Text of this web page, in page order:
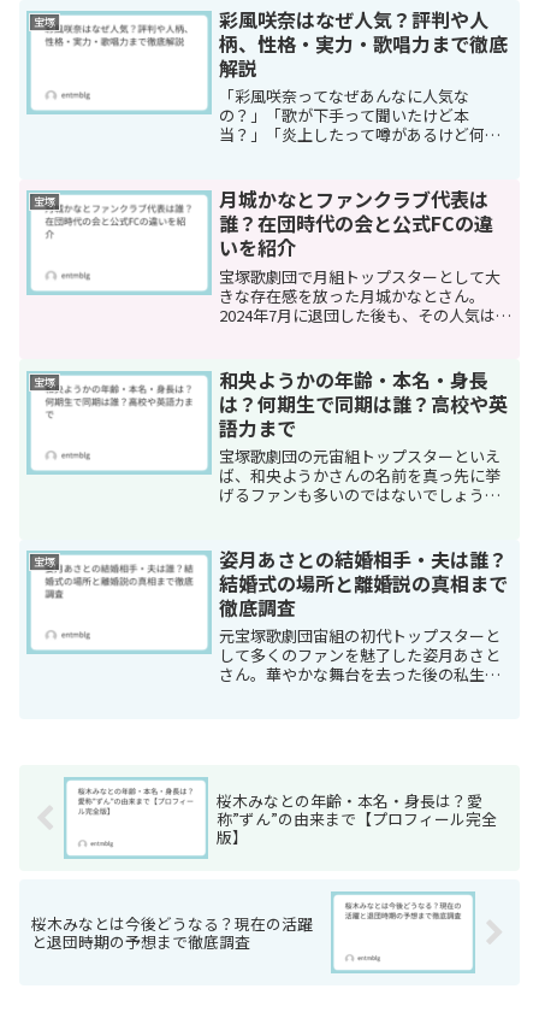
が娘に遺した教えと絆の物語。
宝塚
彩風咲奈はなぜ人気？評判や人
柄、性格・実力・歌唱力まで徹底
解説
「彩風咲奈ってなぜあんなに人気な
の？」「歌が下手って聞いたけど本
当？」「炎上したって噂があるけど何が
問を持つ人は少なくありません。彩風咲
奈さんは2024年10月に宝塚歌...
宝塚
月城かなとファンクラブ代表は
誰？在団時代の会と公式FCの違
いを紹介
宝塚歌劇団で月組トップスターとして大
きな存在感を放った月城かなとさん。
2024年7月に退団した後も、その人気は衰
ーションに所属し、舞台や映像など幅広
い活動に挑戦中。そん...
宝塚
和央ようかの年齢・本名・身長
は？何期生で同期は誰？高校や英
語力まで
宝塚歌劇団の元宙組トップスターといえ
ば、和央ようかさんの名前を真っ先に挙
げるファンも多いのではないでしょう
ップスターの座に君臨した、まさに伝説
的な存在です。退団後...
宝塚
姿月あさとの結婚相手・夫は誰？
結婚式の場所と離婚説の真相まで
徹底調査
元宝塚歌劇団宙組の初代トップスターと
して多くのファンを魅了した姿月あさと
さん。華やかな舞台を去った後の私生
桜木みなとの年齢・本名・身長は？愛
称”ずん”の由来まで【プロフィール完全
版】
桜木みなとは今後どうなる？現在の活躍
と退団時期の予想まで徹底調査